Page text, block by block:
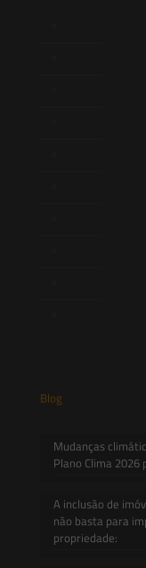
Blog
Mudanças
Plano Clima
A inclusão de
não basta para
propriedade: